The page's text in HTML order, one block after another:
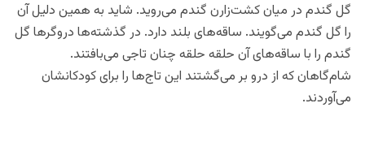
گل گندم در میان کشت‌زارن گندم می‌روید. شاید به همین دلیل آن
را گل گندم می‌گویند. ساقه‌های بلند دارد. در گذشته‌ها دروگرها گل
گندم را با ساقه‌های آن حلقه حلقه چنان تاجی می‌بافتند.
شام‌گاهان که از درو بر می‌گشتند این تاج‌ها را برای کودکانشان
می‌آوردند.